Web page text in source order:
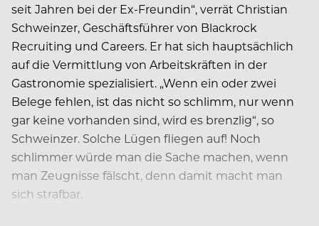
seit Jahren bei der Ex-Freundin“, verrät Christian
Schweinzer, Geschäftsführer von Blackrock
Recruiting und Careers. Er hat sich hauptsächlich
auf die Vermittlung von Arbeitskräften in der
Gastronomie spezialisiert. „Wenn ein oder zwei
Belege fehlen, ist das nicht so schlimm, nur wenn
gar keine vorhanden sind, wird es brenzlig“, so
Schweinzer. Solche Lügen fliegen auf! Noch
schlimmer würde man die Sache machen, wenn
man Zeugnisse fälscht, denn damit macht man
sich strafbar.